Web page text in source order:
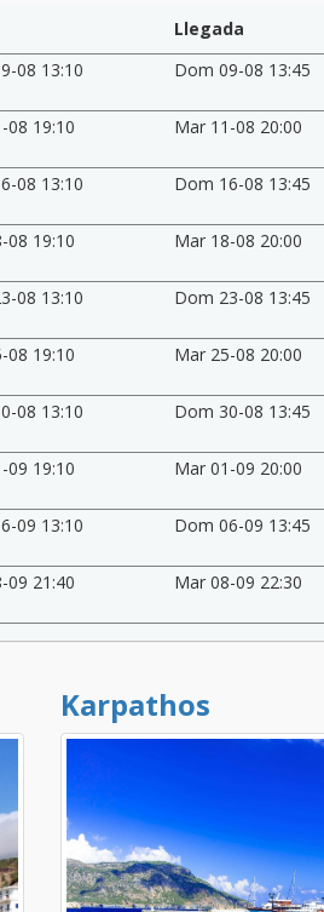
Llegada
08 13:10 Dom 09-08 13:45
08 19:10 Mar 11-08 20:00
08 13:10 Dom 16-08 13:45
08 19:10 Mar 18-08 20:00
08 13:10 Dom 23-08 13:45
08 19:10 Mar 25-08 20:00
08 13:10 Dom 30-08 13:45
09 19:10 Mar 01-09 20:00
09 13:10 Dom 06-09 13:45
09 21:40 Mar 08-09 22:30
Karpathos